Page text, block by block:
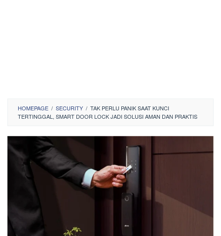
HOMEPAGE / SECURITY / TAK PERLU PANIK SAAT KUNCI
TERTINGGAL, SMART DOOR LOCK JADI SOLUSI AMAN DAN PRAKTIS